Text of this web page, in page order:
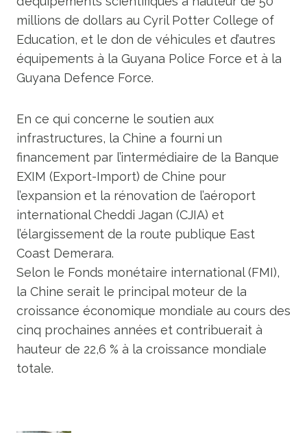
millions de dollars au Cyril Potter College of
Education, et le don de véhicules et d’autres
équipements à la Guyana Police Force et à la
Guyana Defence Force.
En ce qui concerne le soutien aux
infrastructures, la Chine a fourni un
financement par l’intermédiaire de la Banque
EXIM (Export-Import) de Chine pour
l’expansion et la rénovation de l’aéroport
international Cheddi Jagan (CJIA) et
l’élargissement de la route publique East
Coast Demerara.
Selon le Fonds monétaire international (FMI),
la Chine serait le principal moteur de la
croissance économique mondiale au cours des
cinq prochaines années et contribuerait à
hauteur de 22,6 % à la croissance mondiale
totale.